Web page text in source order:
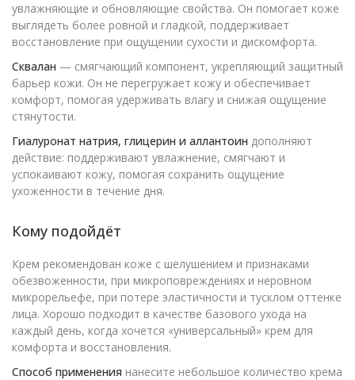
увлажняющие и обновляющие свойства. Он помогает коже
выглядеть более ровной и гладкой, поддерживает
восстановление при ощущении сухости и дискомфорта.
Сквалан — смягчающий компонент, укрепляющий защитный
барьер кожи. Он не перегружает кожу и обеспечивает
комфорт, помогая удерживать влагу и снижая ощущение
стянутости.
Гиалуронат натрия, глицерин и аллантоин дополняют
действие: поддерживают увлажнение, смягчают и
успокаивают кожу, помогая сохранить ощущение
ухоженности в течение дня.
Кому подойдёт
Крем рекомендован коже с шелушением и признаками
обезвоженности, при микроповреждениях и неровном
микрорельефе, при потере эластичности и тусклом оттенке
лица. Хорошо подходит в качестве базового ухода на
каждый день, когда хочется «универсальный» крем для
комфорта и восстановления.
Способ применения нанесите небольшое количество крема